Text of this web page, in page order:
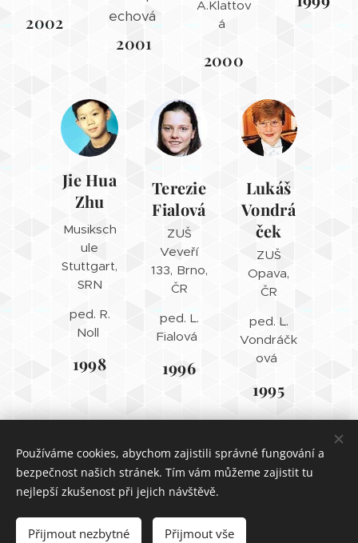
2002
echová
2001
A.Klattov
á
2000
Jie Hua
Zhu
Musiksch
ule
Stuttgart,
SRN
ped. R.
Noll
1998
Terezie
Fialová
ZUŠ
Veveří
133, Brno,
ČR
ped. L.
Fialová
1996
Lukáš
Vondrá
ček
ZUŠ
Opava,
ČR
ped. L.
Vondráčk
ová
1995
2024 Vladimír Halíček
Cookies
Jazyky
Používáme cookies, abychom zajistili správné fungování a
bezpečnost našich stránek. Tím vám můžeme zajistit tu
nejlepší zkušenost při jejich návštěvě.
Přijmout nezbytné Přijmout vše